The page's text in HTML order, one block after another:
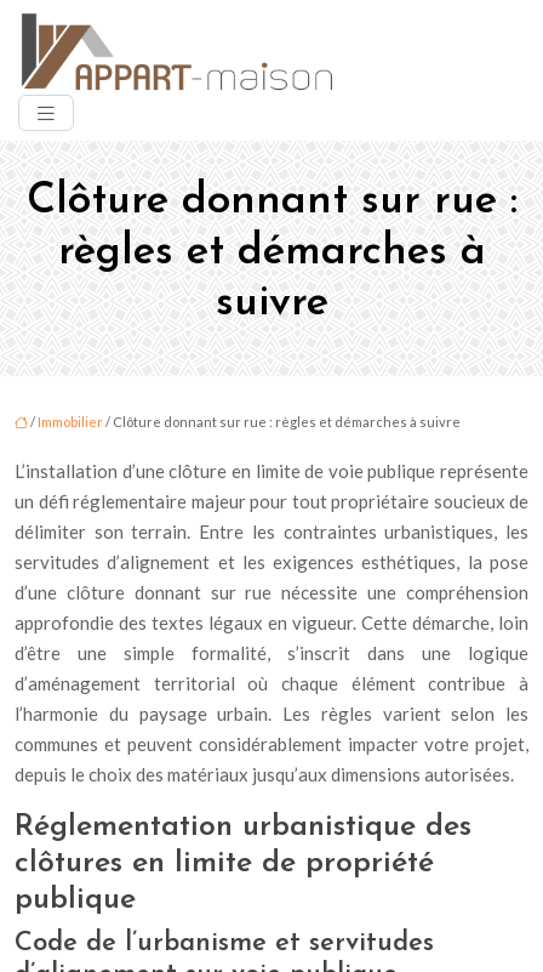
Clôture donnant sur rue :
règles et démarches à
suivre
/ Immobilier/ Clôture donnant sur rue : règles et démarches à suivre
L’installation d’une clôture en limite de voie publique représente
un défi réglementaire majeur pour tout propriétaire soucieux de
délimiter son terrain. Entre les contraintes urbanistiques, les
servitudes d’alignement et les exigences esthétiques, la pose
d’une clôture donnant sur rue nécessite une compréhension
approfondie des textes légaux en vigueur. Cette démarche, loin
d’être une simple formalité, s’inscrit dans une logique
d’aménagement territorial où chaque élément contribue à
l’harmonie du paysage urbain. Les règles varient selon les
communes et peuvent considérablement impacter votre projet,
depuis le choix des matériaux jusqu’aux dimensions autorisées.
Réglementation urbanistique des
clôtures en limite de propriété
publique
Code de l’urbanisme et servitudes